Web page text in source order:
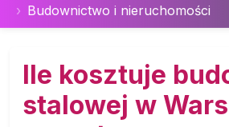
Budownictwo i nieruchomości
Ile kosztuje
stalowej w